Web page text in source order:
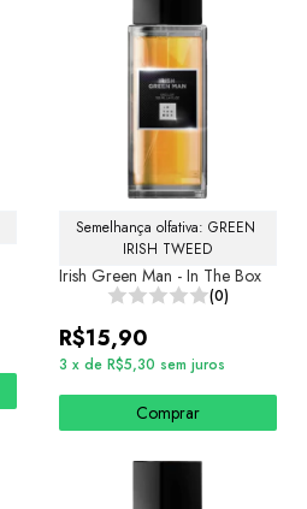
Semelhança olfativa: GREEN
IRISH TWEED
Irish Green Man - In The Box
(0)
R$15,90
3 x de R$5,30 sem juros
Comprar